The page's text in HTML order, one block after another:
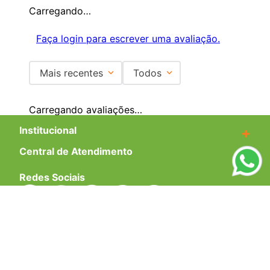
Carregando…
Faça login para escrever uma avaliação.
Mais recentes Todos
Carregando avaliações…
Institucional
+
Central de Atendimento +
Redes Sociais